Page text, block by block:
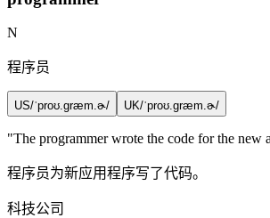
N
程序员
US/ˈproʊ.ɡræm.ɚ/ UK/ˈproʊ.ɡræm.ɚ/
"The programmerwrote the code for the new
程序员为新应用程序写了代码。
科技公司